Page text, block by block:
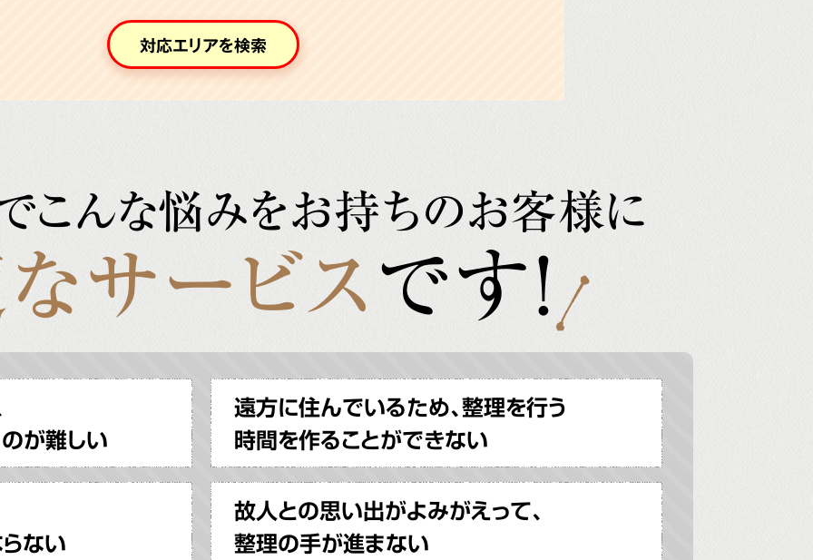
対応エリアを検索
こんな悩みをお持ちのお客様に
サービスです!
が難しい
遠方に住んでいるため、整理を行う
時間を作ることができない
ない
故人との思い出がよみがえって、
整理の手が進まない